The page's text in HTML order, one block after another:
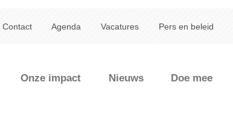
Contact Agenda Vacatures Pers en beleid
Onze impact Nieuws Doe mee